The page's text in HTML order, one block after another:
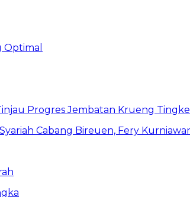
Optimal
Progres Jembatan Krueng